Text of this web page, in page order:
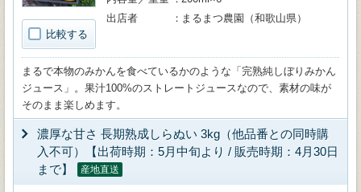
比較する
出店者
まるまつ農園（和歌山県）
まるで本物のみかんを食べているかのような「完熟純しぼりみかん
ジュース」。果汁100%のストレートジュースなので、素材の味が
そのまま楽しめます。
濃厚な甘さ 長期熟成しらぬい 3kg（他品番との同時購
入不可）【出荷時期：5月中旬より / 販売時期：4月30日
まで】
産地直送